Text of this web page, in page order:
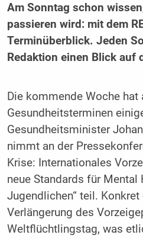
Am Sonntag schon
passieren wird: mit dem
Terminüberblick. Jeden
Redaktion einen Blick auf
Die kommende Woche hat
Gesundheitsterminen
Gesundheitsminister
nimmt an der
Krise: Internationales
neue Standards für Mental
Jugendlichen“ teil.
Verlängerung des
Weltflüchtlingstag, was